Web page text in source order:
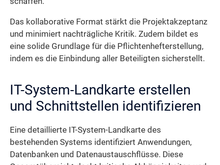
Das kollaborative Format stärkt die Projektakzeptanz
und minimiert nachträgliche Kritik. Zudem bildet es
eine solide Grundlage für die Pflichtenhefterstellung,
indem es die Einbindung aller Beteiligten sicherstellt.
IT-System-Landkarte erstellen
und Schnittstellen identifizieren
Eine detaillierte IT-System-Landkarte des
bestehenden Systems identifiziert Anwendungen,
Datenbanken und Datenaustauschflüsse. Diese